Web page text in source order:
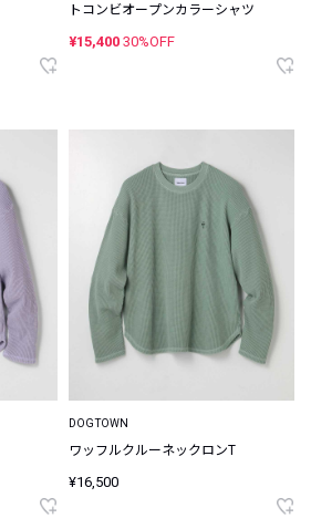
トコンビオープンカラーシャツ
¥15,400 30%OFF
DOGTOWN
ワッフルクルーネックロンT
¥16,500